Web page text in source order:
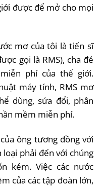
được để mở cho mọi
mơ của tôi là tiến sĩ
gọi là RMS), cha đẻ
phí của thế giới.
máy tính, RMS mơ
dùng, sửa đổi, phân
mềm miễn phí.
ông tương đồng với
phải đến với chúng
kém. Việc các nước
của các tập đoàn lớn,